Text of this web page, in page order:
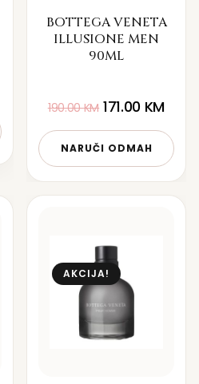
BOTTEGA VENETA
ILLUSIONE MEN
90ML
190.00KM 171.00 KM
NARUČI ODMAH
AKCIJA!